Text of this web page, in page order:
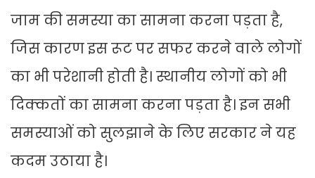
जाम की समस्या का सामना करना पड़ता है,
जिस कारण इस रूट पर सफर करने वाले लोगों
का भी परेशानी होती है। स्थानीय लोगों को भी
दिक्कतों का सामना करना पड़ता है। इन सभी
समस्याओं को सुलझाने के लिए सरकार ने यह
कदम उठाया है।